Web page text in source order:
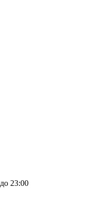
23:00